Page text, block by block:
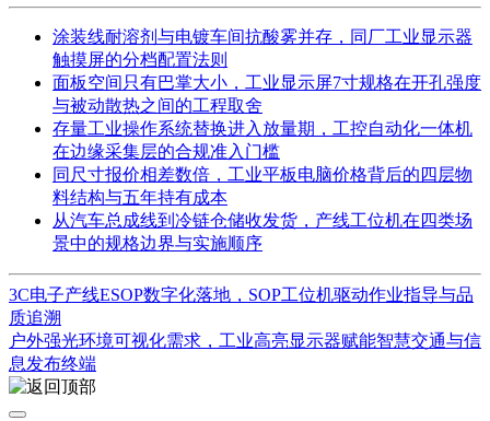
涂装线耐溶剂与电镀车间抗酸雾并存，同厂工业显示器
触摸屏的分档配置法则
面板空间只有巴掌大小，工业显示屏7寸规格在开孔强度
与被动散热之间的工程取舍
存量工业操作系统替换进入放量期，工控自动化一体机
在边缘采集层的合规准入门槛
同尺寸报价相差数倍，工业平板电脑价格背后的四层物
料结构与五年持有成本
从汽车总成线到冷链仓储收发货，产线工位机在四类场
景中的规格边界与实施顺序
3C电子产线ESOP数字化落地，SOP工位机驱动作业指导与品
质追溯
户外强光环境可视化需求，工业高亮显示器赋能智慧交通与信
息发布终端